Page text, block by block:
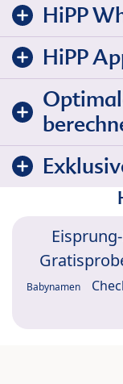
HiPP
HiPP
Babynamen